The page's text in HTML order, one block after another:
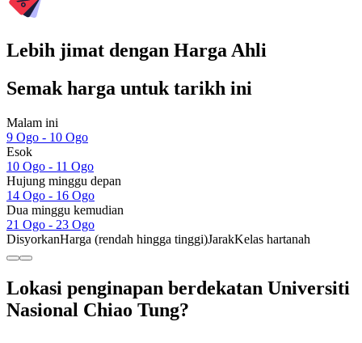
Lebih jimat dengan Harga Ahli
Semak harga untuk tarikh ini
Malam ini
9 Ogo - 10 Ogo
Esok
10 Ogo - 11 Ogo
Hujung minggu depan
14 Ogo - 16 Ogo
Dua minggu kemudian
21 Ogo - 23 Ogo
DisyorkanHarga (rendah hingga tinggi)JarakKelas hartanah
Lokasi penginapan berdekatan Universiti
Nasional Chiao Tung?